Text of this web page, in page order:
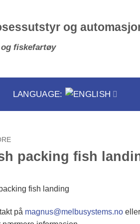
og
fiskefartøy
LANGUAGE:
packing fish
fish landing
på magnus@melbusystems.noeller